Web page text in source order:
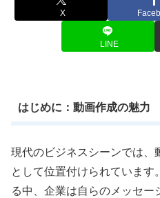
X
LINE
はじめに：動画作成の魅力
現代のビジネスシーンでは、
として位置付けられています
る中、企業は自らのメッセ